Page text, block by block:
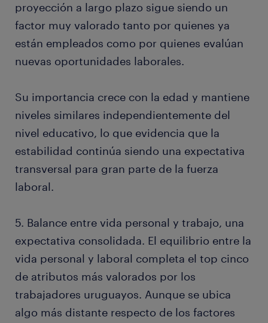
proyección a largo plazo sigue siendo un
factor muy valorado tanto por quienes ya
están empleados como por quienes evalúan
nuevas oportunidades laborales.
Su importancia crece con la edad y mantiene
niveles similares independientemente del
nivel educativo, lo que evidencia que la
estabilidad continúa siendo una expectativa
transversal para gran parte de la fuerza
laboral.
5. Balance entre vida personal y trabajo, una
expectativa consolidada. El equilibrio entre la
vida personal y laboral completa el top cinco
de atributos más valorados por los
trabajadores uruguayos. Aunque se ubica
algo más distante respecto de los factores